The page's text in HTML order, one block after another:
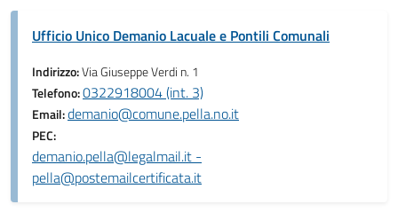
Ufficio Unico Demanio Lacuale e Pontili Comunali
Indirizzo:Via Giuseppe Verdi n. 1
Telefono:0322918004 (int. 3)
Email:demanio@comune.pella.no.it
PEC:
demanio.pella@legalmail.it -
pella@postemailcertificata.it